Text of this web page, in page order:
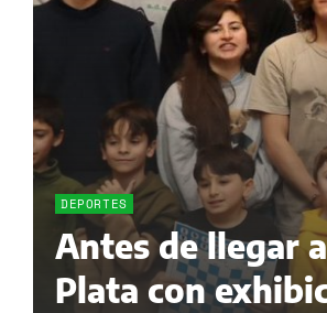
DEPORTES
Antes de llegar
Plata con